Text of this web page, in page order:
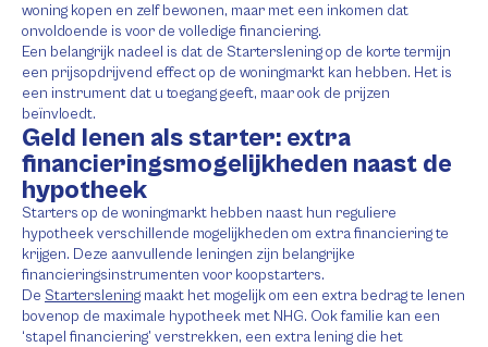
woning kopen en zelf bewonen, maar met een inkomen dat
onvoldoende is voor de volledige financiering.
Een belangrijk nadeel is dat de Starterslening op de korte termijn
een prijsopdrijvend effect op de woningmarkt kan hebben. Het is
een instrument dat u toegang geeft, maar ook de prijzen
beïnvloedt.
Geld lenen als starter: extra
financieringsmogelijkheden naast de
hypotheek
Starters op de woningmarkt hebben naast hun reguliere
hypotheek verschillende mogelijkheden om extra financiering te
krijgen. Deze aanvullende leningen zijn belangrijke
financieringsinstrumenten voor koopstarters.
De Starterslening maakt het mogelijk om een extra bedrag te lenen
bovenop de maximale hypotheek met NHG. Ook familie kan een
‘stapel financiering’ verstrekken, een extra lening die het